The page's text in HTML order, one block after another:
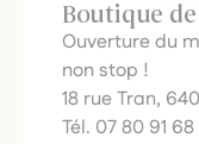
Boutique de
Ouverture du
non stop !
18 rue Tran,
Tél. 07 80 91 68